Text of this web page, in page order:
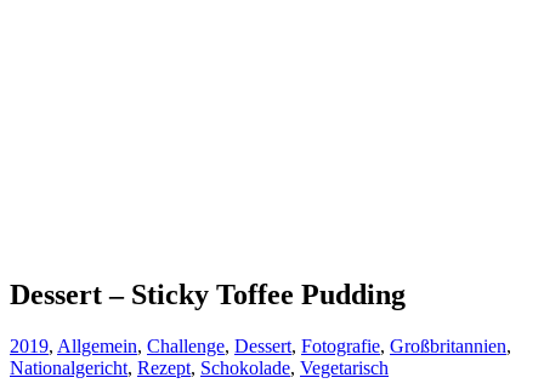
Dessert – Sticky Toffee Pudding
2019, Allgemein, Challenge, Dessert, Fotografie, Großbritannien,
Nationalgericht, Rezept, Schokolade, Vegetarisch